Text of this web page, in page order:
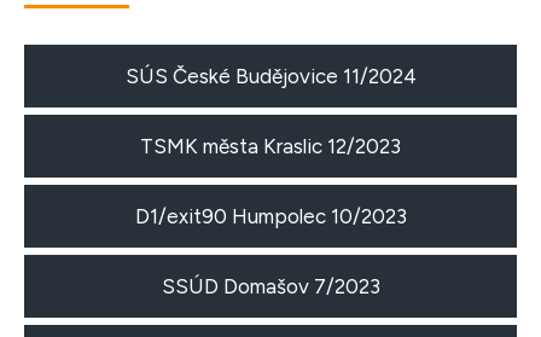
SÚS České Budějovice 11/2024
TSMK města Kraslic 12/2023
D1/exit90 Humpolec 10/2023
SSÚD Domašov 7/2023